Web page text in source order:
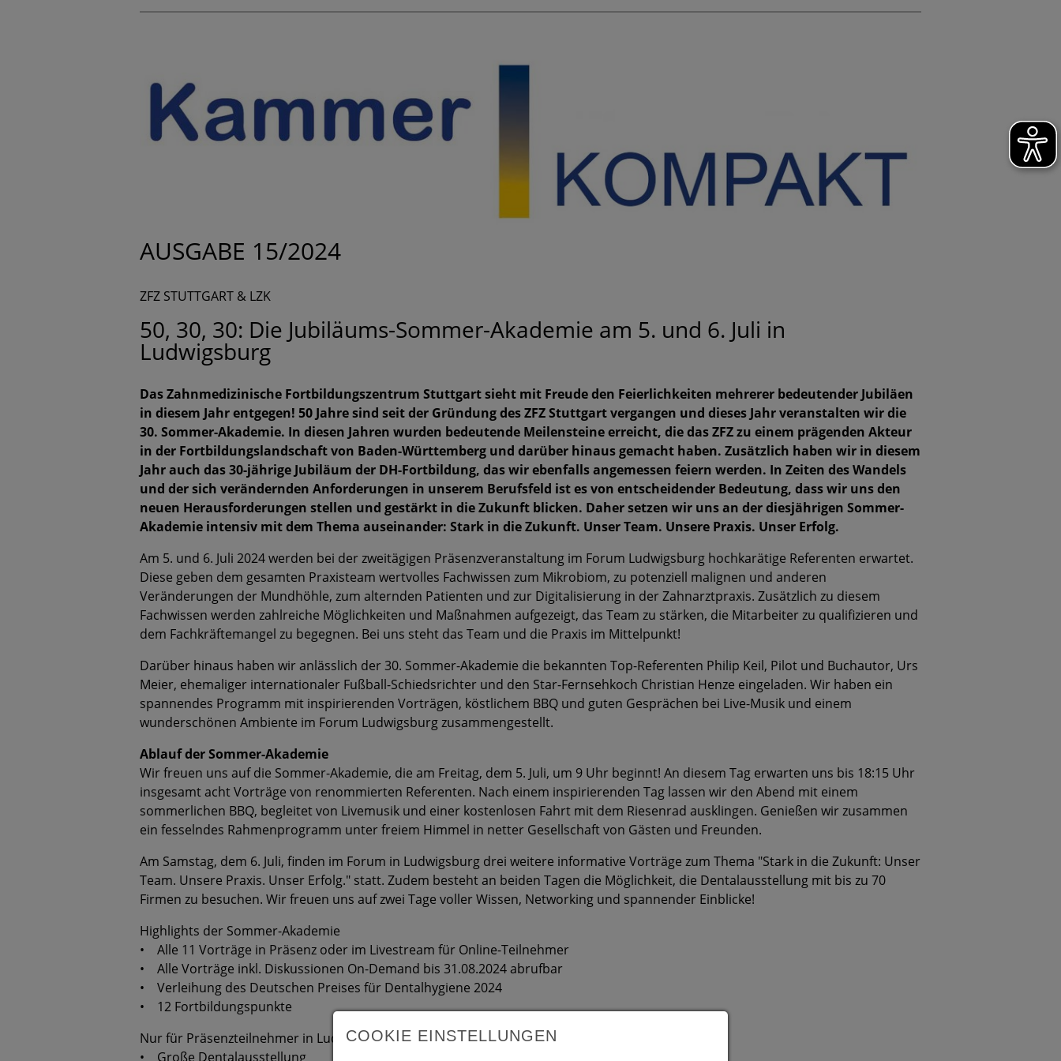
AUSGABE 15/2024
ZFZ STUTTGART & LZK
50, 30, 30: Die Jubiläums-Sommer-Akademie am 5. und 6. Juli in
Ludwigsburg
Das Zahnmedizinische Fortbildungszentrum Stuttgart sieht mit Freude den Feierlichkeiten mehrerer bedeutender Jubiläen
in diesem Jahr entgegen! 50 Jahre sind seit der Gründung des ZFZ Stuttgart vergangen und dieses Jahr veranstalten wir die
30. Sommer-Akademie. In diesen Jahren wurden bedeutende Meilensteine erreicht, die das ZFZ zu einem prägenden Akteur
in der Fortbildungslandschaft von Baden-Württemberg und darüber hinaus gemacht haben. Zusätzlich haben wir in diesem
Jahr auch das 30-jährige Jubiläum der DH-Fortbildung, das wir ebenfalls angemessen feiern werden. In Zeiten des Wandels
und der sich verändernden Anforderungen in unserem Berufsfeld ist es von entscheidender Bedeutung, dass wir uns den
neuen Herausforderungen stellen und gestärkt in die Zukunft blicken. Daher setzen wir uns an der diesjährigen Sommer-
Akademie intensiv mit dem Thema auseinander: Stark in die Zukunft. Unser Team. Unsere Praxis. Unser Erfolg.
Am 5. und 6. Juli 2024 werden bei der zweitägigen Präsenzveranstaltung im Forum Ludwigsburg hochkarätige Referenten erwartet.
Diese geben dem gesamten Praxisteam wertvolles Fachwissen zum Mikrobiom, zu potenziell malignen und anderen
Veränderungen der Mundhöhle, zum alternden Patienten und zur Digitalisierung in der Zahnarztpraxis. Zusätzlich zu diesem
Fachwissen werden zahlreiche Möglichkeiten und Maßnahmen aufgezeigt, das Team zu stärken, die Mitarbeiter zu qualifizieren und
dem Fachkräftemangel zu begegnen. Bei uns steht das Team und die Praxis im Mittelpunkt!
Darüber hinaus haben wir anlässlich der 30. Sommer-Akademie die bekannten Top-Referenten Philip Keil, Pilot und Buchautor, Urs
Meier, ehemaliger internationaler Fußball-Schiedsrichter und den Star-Fernsehkoch Christian Henze eingeladen. Wir haben ein
spannendes Programm mit inspirierenden Vorträgen, köstlichem BBQ und guten Gesprächen bei Live-Musik und einem
wunderschönen Ambiente im Forum Ludwigsburg zusammengestellt.
Ablauf der Sommer-Akademie
Wir freuen uns auf die Sommer-Akademie, die am Freitag, dem 5. Juli, um 9 Uhr beginnt! An diesem Tag erwarten uns bis 18:15 Uhr
insgesamt acht Vorträge von renommierten Referenten. Nach einem inspirierenden Tag lassen wir den Abend mit einem
sommerlichen BBQ, begleitet von Livemusik und einer kostenlosen Fahrt mit dem Riesenrad ausklingen. Genießen wir zusammen
ein fesselndes Rahmenprogramm unter freiem Himmel in netter Gesellschaft von Gästen und Freunden.
Am Samstag, dem 6. Juli, finden im Forum in Ludwigsburg drei weitere informative Vorträge zum Thema "Stark in die Zukunft: Unser
Team. Unsere Praxis. Unser Erfolg." statt. Zudem besteht an beiden Tagen die Möglichkeit, die Dentalausstellung mit bis zu 70
Firmen zu besuchen. Wir freuen uns auf zwei Tage voller Wissen, Networking und spannender Einblicke!
Highlights der Sommer-Akademie
• Alle 11 Vorträge in Präsenz oder im Livestream für Online-Teilnehmer
• Alle Vorträge inkl. Diskussionen On-Demand bis 31.08.2024 abrufbar
• Verleihung des Deutschen Preises für Dentalhygiene 2024
• 12 Fortbildungspunkte
Nur für Präsenzteilnehmer in Ludwigsburg
• Große Dentalausstellung
COOKIE EINSTELLUNGEN